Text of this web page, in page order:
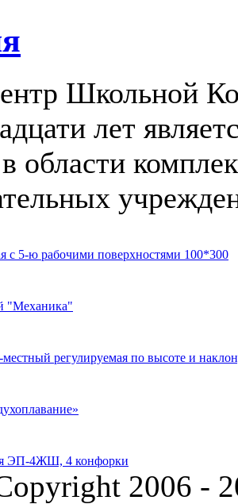
Школьной
лет
области
с 5-ю рабочими поверхностями 100*300
"Механика"
регулируемая по высоте и
ЭП-4ЖШ, 4 конфорки
2006 -